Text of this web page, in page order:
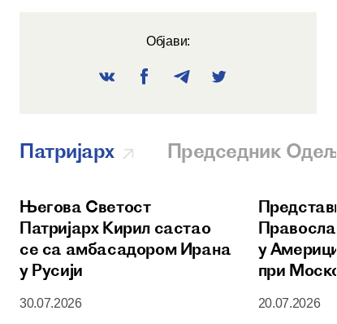
Објави:
Патријарх Председник
Његова Светост
Патријарх Кирил састао
се са амбасадором Ирана
у Русији
30.07.2026
у Америци
при
уручен
20.07.2026